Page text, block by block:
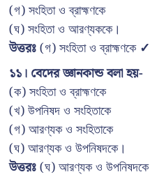
(গ) সংহিতা ও ব্রাহ্মণকে
(ঘ) সংহিতা ও আরণ্যককে।
উত্তরঃ(গ) সংহিতা ও ব্রাহ্মণকে ✓
১১। বেদের জ্ঞানকান্ড বলা হয়-
(ক) সংহিতা ও ব্রাহ্মণকে
(খ) উপনিষদ ও সংহিতাকে
(গ) আরণ্যক ও সংহিতাকে
(ঘ) আরণ্যক ও উপনিষদকে।
উত্তরঃ(ঘ) আরণ্যক ও উপনিষদকে